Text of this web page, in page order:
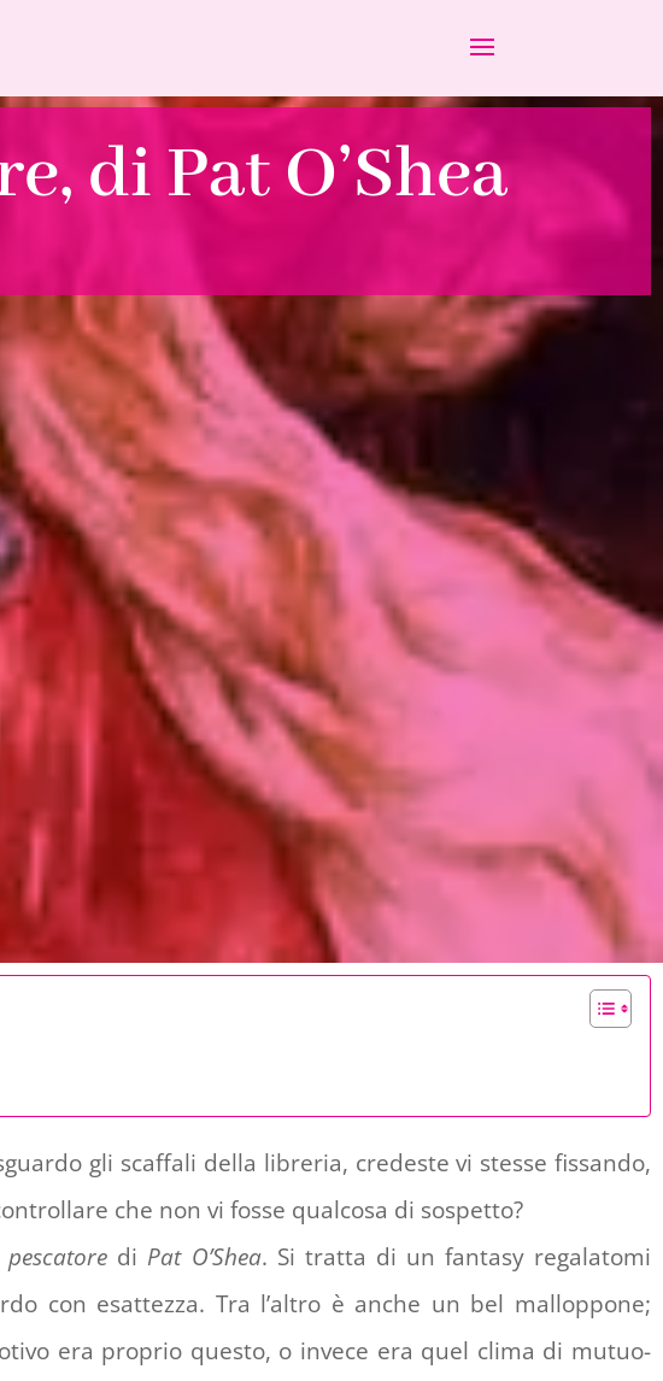
di Pat O’Shea
gli scaffali della libreria, credeste vi stesse fissando,
che non vi fosse qualcosa di sospetto?
di Pat O’Shea. Si tratta di un fantasy regalatomi
con esattezza. Tra l’altro è anche un bel malloppone;
era proprio questo, o invece era quel clima di mutuo-